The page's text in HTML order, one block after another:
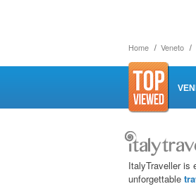
Home Veneto
ItalyTraveller is
unforgettable